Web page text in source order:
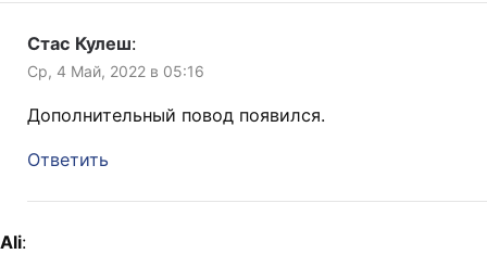
Стас Кулеш:
Ср, 4 Май, 2022 в 05:16
Дополнительный повод появился.
Ответить
Ali: